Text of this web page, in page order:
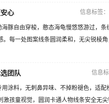
心 信息标签
豚自由穿梭，憨态海龟慢悠悠游过，
每一处图案线条圆润柔和，无尖锐棱
团队 信息
涂料，无刺鼻异味、不掉粉褪色，适
孩童视觉，圆润卡通人物线条安全无